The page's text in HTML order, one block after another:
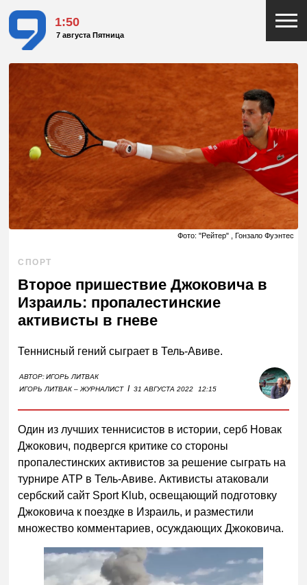
1:50
7 августа Пятница
Фото: "Рейтер" , Гонзало Фуэнтес
СПОРТ
Второе пришествие Джоковича в
Израиль: пропалестинские
активисты в гневе
Теннисный гений сыграет в Тель-Авиве.
АВТОР:ИГОРЬ ЛИТВАК
ИГОРЬ ЛИТВАК – ЖУРНАЛИСТ I 31 АВГУСТА 2022 12:15
Один из лучших теннисистов в истории, серб Новак
Джокович, подвергся критике со стороны
пропалестинских активистов за решение сыграть на
турнире ATP в Тель-Авиве. Активисты атаковали
сербский сайт Sport Klub, освещающий подготовку
Джоковича к поездке в Израиль, и разместили
множество комментариев, осуждающих Джоковича.